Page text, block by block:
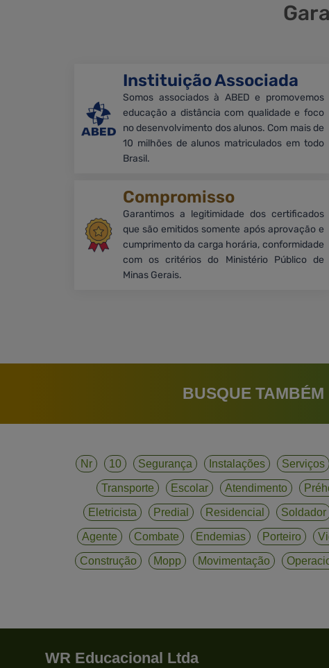
Instituição Associada
Somos associados à ABED e promovemos
educação a distância com qualidade e foco
no desenvolvimento dos alunos. Com mais de
10 milhões de alunos matriculados em todo
Brasil.
Compromisso
Garantimos a legitimidade dos certificados
que são emitidos somente após aprovação e
cumprimento da carga horária, conformidade
com os critérios do Ministério Público de
Minas Gerais.
BUSQUE
Nr 10 Segurança Instalações Serviços
Transporte Escolar Atendimento
Eletricista Predial Residencial Soldador
Agente Combate Endemias Porteiro
Construção Mopp Movimentação
WR Educacional Ltda